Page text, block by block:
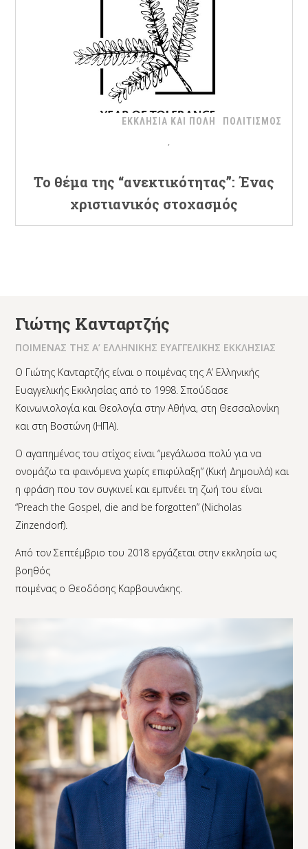
ΕΚΚΛΗΣΙΑ ΚΑΙ ΠΟΛΗ ΠΟΛΙΤΙΣΜΟΣ
Το θέμα της “ανεκτικότητας”: Ένας
χριστιανικός στοχασμός
Γιώτης Κανταρτζής
ΠΟΙΜΕΝΑΣ ΤΗΣ Α’ ΕΛΛΗΝΙΚΗΣ ΕΥΑΓΓΕΛΙΚΗΣ ΕΚΚΛΗΣΙΑΣ
Ο Γιώτης Κανταρτζής είναι ο ποιμένας της Α’ Ελληνικής
Ευαγγελικής Εκκλησίας από το 1998. Σπούδασε
Κοινωνιολογία και Θεολογία στην Αθήνα, στη Θεσσαλονίκη
και στη Βοστώνη (ΗΠΑ).
Ο αγαπημένος του στίχος είναι “μεγάλωσα πολύ για να
ονομάζω τα φαινόμενα χωρίς επιφύλαξη” (Κική Δημουλά) και
η φράση που τον συγκινεί και εμπνέει τη ζωή του είναι
“Preach the Gospel, die and be forgotten” (Nicholas
Zinzendorf).
Από τον Σεπτέμβριο του 2018 εργάζεται στην εκκλησία ως
βοηθός
ποιμένας ο Θεοδόσης Καρβουνάκης.